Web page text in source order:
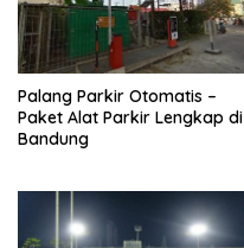
Palang Parkir Otomatis –
Paket Alat Parkir Lengkap di
Bandung